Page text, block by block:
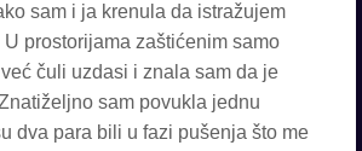
sam i ja krenula da istražujem
prostorijama zaštićenim samo
čuli uzdasi i znala sam da je
sam povukla jednu
dva para bili u fazi pušenja što me